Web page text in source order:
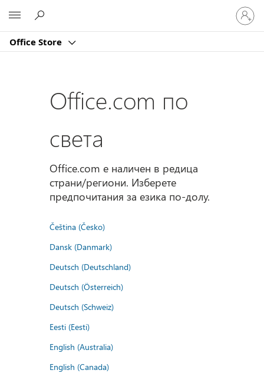
Office Store
Влезте
във
вашия
Office.com по
света
Office.com е наличен в редица
страни/региони. Изберете
предпочитания за езика по-долу.
Čeština (Česko)
Dansk (Danmark)
Deutsch (Deutschland)
Deutsch (Österreich)
Deutsch (Schweiz)
Eesti (Eesti)
English (Australia)
English (Canada)